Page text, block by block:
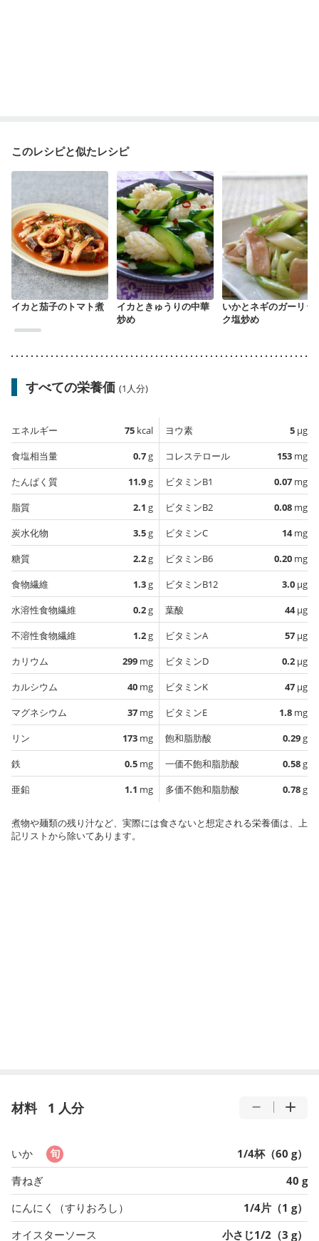
このレシピと似たレシピ
イカと茄子のトマト煮
イカときゅうりの中華
炒め
いかとネギのガーリッ
ク塩炒め
すべての栄養価 (1人分)
エネルギー 75 kcal
食塩相当量
0.7g
たんぱく質
11.9g
脂質
2.1 g
炭水化物
3.5g
糖質
2.2g
食物繊維
1.3g
水溶性食物繊維
0.2g
不溶性食物繊維
1.2g
カリウム
299 mg
カルシウム
40 mg
マグネシウム
37 mg
リン
173 mg
鉄
0.5 mg
亜鉛
1.1 mg
ヨウ素 5 µg
コレステロール
153 mg
ビタミンB1
0.07 mg
ビタミンB2
0.08 mg
ビタミンC
14mg
ビタミンB6
0.20 mg
ビタミンB12
3.0 µg
葉酸
44µg
ビタミンA
57 µg
ビタミンD
0.2 µg
ビタミンK
47 µg
ビタミンE
1.8 mg
飽和脂肪酸
0.29g
一価不飽和脂肪酸
0.58g
多価不飽和脂肪酸
0.78g
煮物や麺類の残り汁など、実際には食さないと想定される栄養価は、上
記リストから除いてあります。
材料 1 人分
いか
1/4杯（60 g）
青ねぎ
40 g
にんにく（すりおろし）
1/4片（1 g）
オイスターソース
小さじ1/2（3 g）